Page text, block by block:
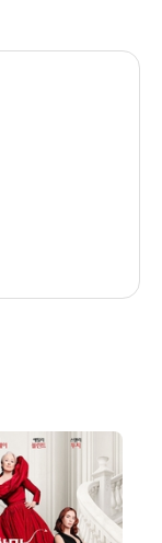
유일한' 지점이다.
은
을 바꾸었어도
연료 이상을 했을
zzyoun 을